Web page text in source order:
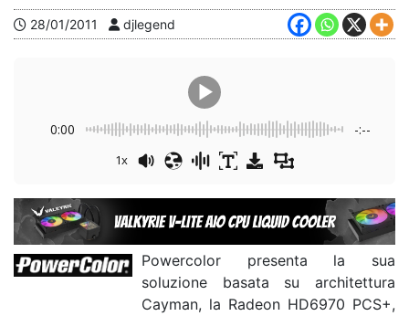
28/01/2011 djlegend
0:00 -:--
1x
Powercolor presenta la sua
soluzione basata su architettura
Cayman, la Radeon HD6970 PCS+,